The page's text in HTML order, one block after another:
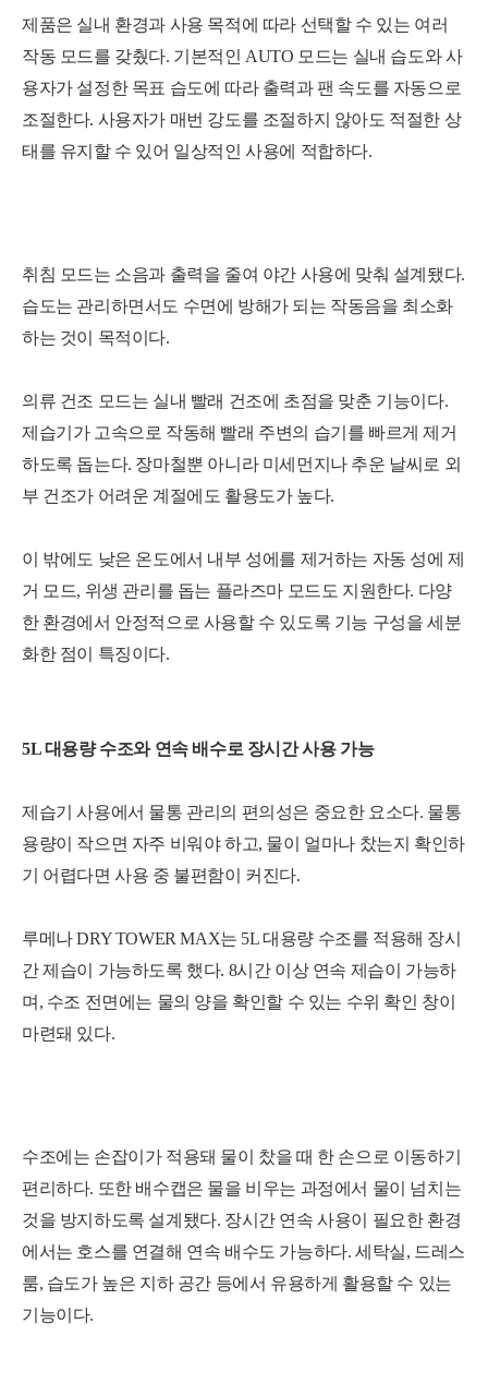
제품은 실내 환경과 사용 목적에 따라 선택할 수 있는 여러
작동 모드를 갖췄다. 기본적인 AUTO 모드는 실내 습도와 사
용자가 설정한 목표 습도에 따라 출력과 팬 속도를 자동으로
조절한다. 사용자가 매번 강도를 조절하지 않아도 적절한 상
태를 유지할 수 있어 일상적인 사용에 적합하다.
취침 모드는 소음과 출력을 줄여 야간 사용에 맞춰 설계됐다.
습도는 관리하면서도 수면에 방해가 되는 작동음을 최소화
하는 것이 목적이다.
의류 건조 모드는 실내 빨래 건조에 초점을 맞춘 기능이다.
제습기가 고속으로 작동해 빨래 주변의 습기를 빠르게 제거
하도록 돕는다. 장마철뿐 아니라 미세먼지나 추운 날씨로 외
부 건조가 어려운 계절에도 활용도가 높다.
이 밖에도 낮은 온도에서 내부 성에를 제거하는 자동 성에 제
거 모드, 위생 관리를 돕는 플라즈마 모드도 지원한다. 다양
한 환경에서 안정적으로 사용할 수 있도록 기능 구성을 세분
화한 점이 특징이다.
5L 대용량 수조와 연속 배수로 장시간 사용 가능
제습기 사용에서 물통 관리의 편의성은 중요한 요소다. 물통
용량이 작으면 자주 비워야 하고, 물이 얼마나 찼는지 확인하
기 어렵다면 사용 중 불편함이 커진다.
루메나 DRY TOWER MAX는 5L 대용량 수조를 적용해 장시
간 제습이 가능하도록 했다. 8시간 이상 연속 제습이 가능하
며, 수조 전면에는 물의 양을 확인할 수 있는 수위 확인 창이
마련돼 있다.
수조에는 손잡이가 적용돼 물이 찼을 때 한 손으로 이동하기
편리하다. 또한 배수캡은 물을 비우는 과정에서 물이 넘치는
것을 방지하도록 설계됐다. 장시간 연속 사용이 필요한 환경
에서는 호스를 연결해 연속 배수도 가능하다. 세탁실, 드레스
룸, 습도가 높은 지하 공간 등에서 유용하게 활용할 수 있는
기능이다.